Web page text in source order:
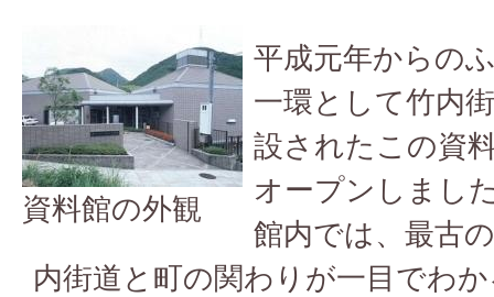
資料館の外観
平成元年からの
一環として竹内
設されたこの資
オープンしまし
館内では、最古
内街道と町の関わりが一目でわ